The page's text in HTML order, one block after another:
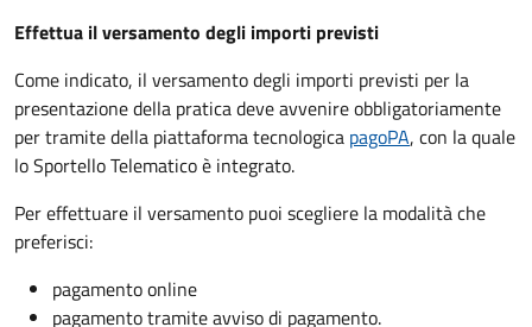
Effettua il versamento degli importi previsti
Come indicato, il versamento degli importi previsti per la
presentazione della pratica deve avvenire obbligatoriamente
per tramite della piattaforma tecnologica pagoPA, con la quale
lo Sportello Telematico è integrato.
Per effettuare il versamento puoi scegliere la modalità che
preferisci:
pagamento online
pagamento tramite avviso di pagamento.